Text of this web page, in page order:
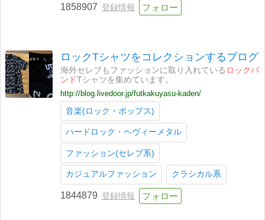
1858907 登録情報
ロックTシャツをコレクションするブログ
海外セレブもファッションに取り入れている ロックバ
ンドTシャツを集めています。
http://blog.livedoor.jp/futkakuyasu-kaden/
音楽(ロック・ポップス)
ハードロック・ヘヴィーメタル
ファッション(セレブ系)
カジュアルファッション クラシカル系
1844879 登録情報